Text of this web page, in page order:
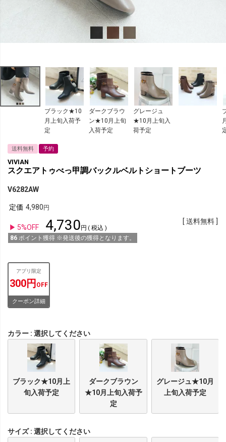
ブラック★10
月上旬入荷予
定
ダークブラウ
ン★10月上旬
入荷予定
グレージュ
★10月上旬入
荷予定
送料無料 予約
VIVIAN
スクエアトゥべっ甲調バックルベルトショートブーツ
V6282AW
定価 4,980
5%OFF 4,730
税込
86 ポイント獲得 ※発送後の獲得となります。
送料無料
アプリ限定
300円 OFF
クーポン詳細
カラー 選択してください
ブラック★10月上
旬入荷予定
ダークブラウン
★10月上旬入荷予
定
グレージュ★10月
上旬入荷予定
サイズ
選択してください